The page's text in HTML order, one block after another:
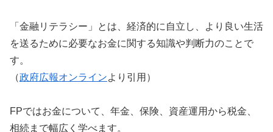
「金融リテラシー」とは、経済的に自立し、より良い生活
を送るために必要なお金に関する知識や判断力のことで
す。
（政府広報オンラインより引用）
FPではお金について、年金、保険、資産運用から税金、
相続まで幅広く学べます。